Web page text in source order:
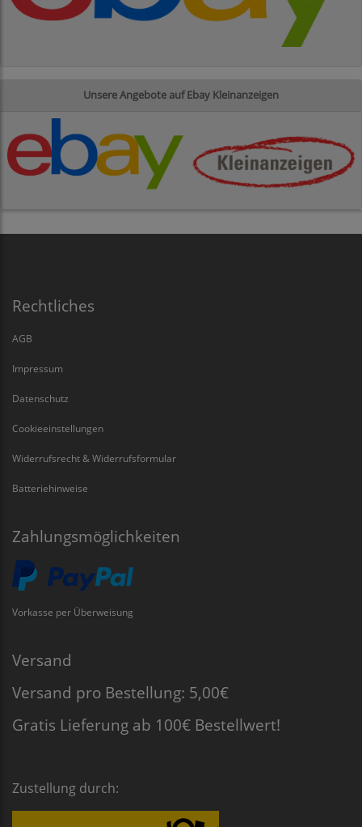
Unsere Angebote auf Ebay Kleinanzeigen
Rechtliches
AGB
Impressum
Datenschutz
Cookieeinstellungen
Widerrufsrecht & Widerrufsformular
Batteriehinweise
Zahlungsmöglichkeiten
Vorkasse per Überweisung
Versand
Versand pro Bestellung: 5,00€
Gratis Lieferung ab 100€ Bestellwert!
Zustellung durch: